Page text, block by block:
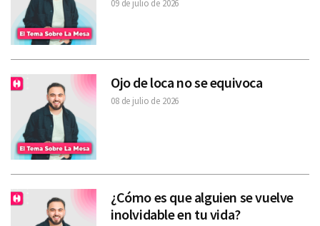
09 de julio de 2026
Ojo de loca no se equivoca
08 de julio de 2026
¿Cómo es que alguien se vuelve
inolvidable en tu vida?